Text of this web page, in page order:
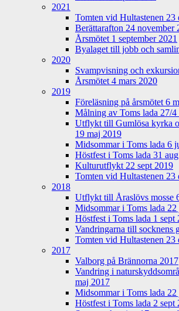
2021
Tomten vid Hultastenen 23
Berättarafton 24 november
Årsmötet 1 september 2021
Byalaget till jobb och
2020
Svampvisning och
Årsmötet 4 mars 2020
2019
Föreläsning på årsmötet 6
Målning av Toms lada 27/
Utflykt till Gumlösa kyrka
19 maj 2019
Midsommar i Toms lada 6
Höstfest i Toms lada 31
Kulturutflykt 22 sept 2019
Tomten vid Hultastenen 23
2018
Utflykt till Åraslövs mosse
Midsommar i Toms lada
Höstfest i Toms lada 1 sept
Vandringarna till socknens
Tomten vid Hultastenen 23
2017
Valborg på Brännorna 2017
Vandring i
maj 2017
Midsommar i Toms lada
Höstfest i Toms lada 2 sept